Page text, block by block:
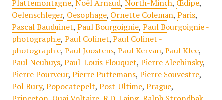
Plattemontagne, Noël Arnaud, North-Minch, Œdipe,
Oelenschleger, Oesophage, Ornette Coleman, Paris,
Pascal Bauduinet, Paul Bourgoignie, Paul Bourgoignie -
photographie, Paul Colinet, Paul Colinet -
photographie, Paul Joostens, Paul Kervan, Paul Klee,
Paul Neuhuys, Paul-Louis Flouquet, Pierre Alechinsky,
Pierre Pourveur, Pierre Puttemans, Pierre Souvestre,
Pol Bury, Popocatepelt, Post-Ultime, Prague,